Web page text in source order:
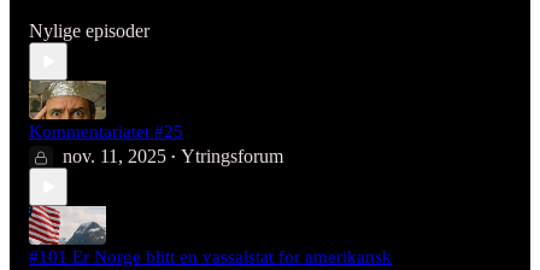
Nylige episoder
Kommentariatet #25
nov. 11, 2025 • Ytringsforum
#101 Er Norge blitt en vassalstat for amerikansk